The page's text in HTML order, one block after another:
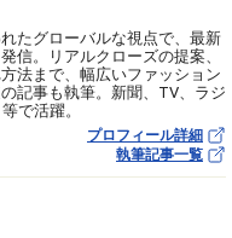
たグローバルな視点で、最新
信。リアルクローズの提案、
法まで、幅広いファッション
記事も執筆。新聞、TV、ラジ
で活躍。
プロフィール詳細
執筆記事一覧